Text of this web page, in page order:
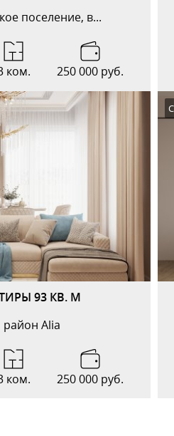
поселение, в...
ком. 250 000 руб.
93 КВ. М
Alia
ком. 250 000 руб.